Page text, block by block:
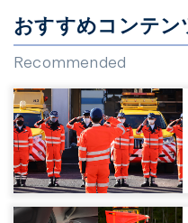
おすすめコンテン
Recommended